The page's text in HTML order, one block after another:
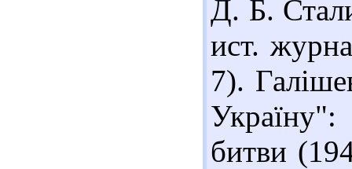
Д. Б.
ист.
7).
Україну":
битви